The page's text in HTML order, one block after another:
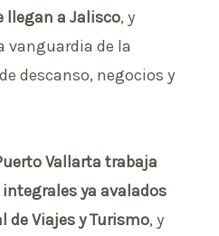
llegan a Jalisco, y
vanguardia de la
descanso, negocios y
Vallarta trabaja
ya avalados
de Viajes y Turismo, y